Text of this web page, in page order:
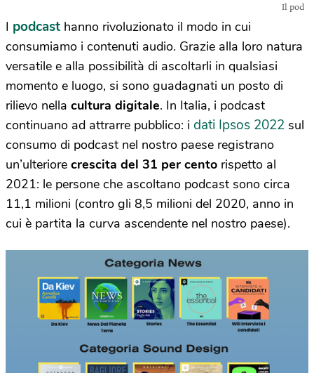
Il pod
I podcast hanno rivoluzionato il modo in cui
consumiamo i contenuti audio. Grazie alla loro natura
versatile e alla possibilità di ascoltarli in qualsiasi
momento e luogo, si sono guadagnati un posto di
rilievo nella cultura digitale. In Italia, i podcast
continuano ad attrarre pubblico: i dati Ipsos 2022 sul
consumo di podcast nel nostro paese registrano
un’ulteriore crescita del 31 per cento rispetto al
2021: le persone che ascoltano podcast sono circa
11,1 milioni (contro gli 8,5 milioni del 2020, anno in
cui è partita la curva ascendente nel nostro paese).